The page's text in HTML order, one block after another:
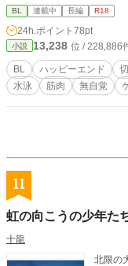
――あの日
しまうまでは。 触れてもいいのに、愛
の地獄に溺
クルと「
界線に苦
BL 連載中 長編 R18
24h.ポイント 78pt
小説 13,238 位 / 228,886
BL ハッピーエンド
水泳
筋肉 無自覚
11
虹の向こうの少年た
十龍
北限の